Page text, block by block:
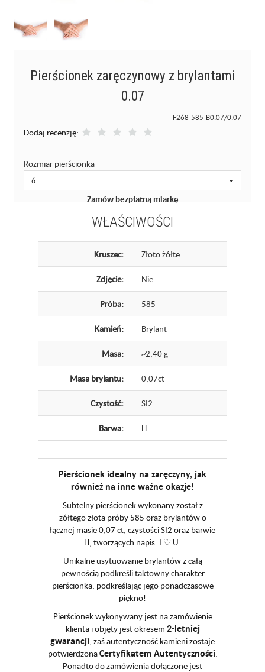
Pierścionek zaręczynowy z brylantami
0.07
F268-585-B0.07/0.07
Dodaj recenzję:
Rozmiar pierścionka
6
Zamów bezpłatną miarkę
WŁAŚCIWOŚCI
Kruszec: Złoto żółte
Zdjęcie: Nie
Próba: 585
Kamień: Brylant
Masa: ~2,40 g
Masa brylantu: 0,07ct
Czystość: SI2
Barwa: H
Pierścionek idealny na zaręczyny, jak
również na inne ważne okazje!
Subtelny pierścionek wykonany został z
żółtego złota próby 585 oraz brylantów o
łącznej masie 0,07 ct, czystości SI2 oraz barwie
H, tworzących napis: I ♡ U.
Unikalne usytuowanie brylantów z całą
pewnością podkreśli taktowny charakter
pierścionka, podkreślając jego ponadczasowe
piękno!
Pierścionek wykonywany jest na zamówienie
klienta i objęty jest okresem 2-letniej
gwarancji, zaś autentyczność kamieni zostaje
potwierdzonaCertyfikatem Autentyczności.
Ponadto do zamówienia dołączone jest